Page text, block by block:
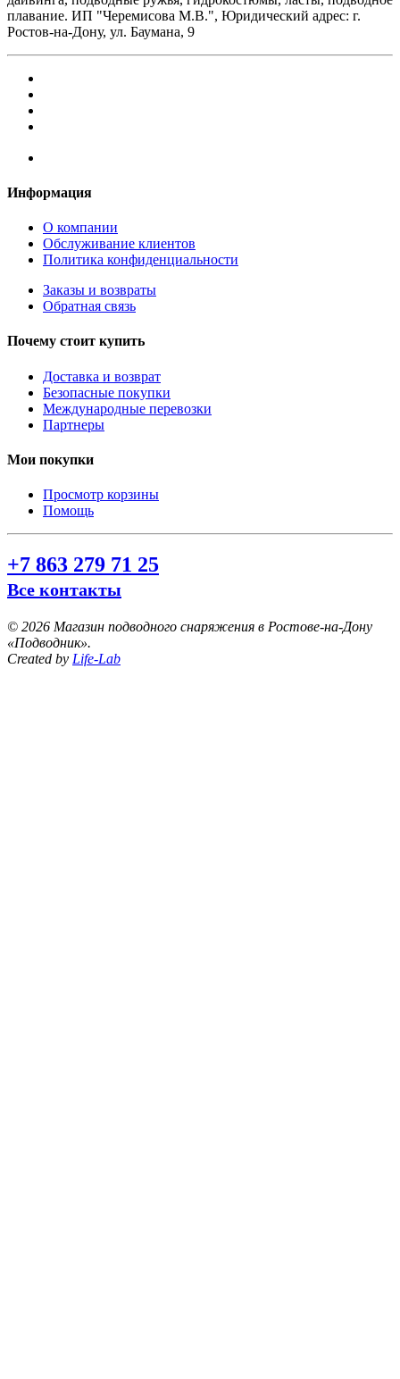
плавание. ИП "Черемисова М.В.", Юридический адрес: г.
Ростов-на-Дону, ул. Баумана, 9
Информация
О компании
Обслуживание клиентов
Политика конфиденциальности
Заказы и возвраты
Обратная связь
Почему стоит купить
Доставка и возврат
Безопасные покупки
Международные перевозки
Партнеры
Мои покупки
Просмотр корзины
Помощь
+7 863 279 71 25
Все контакты
© 2026 Магазин подводного снаряжения в Ростове-на-Дону
«Подводник».
Created by Life-Lab